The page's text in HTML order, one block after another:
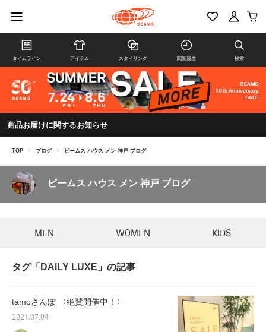
タイムライン アイテム スタイリング 閲覧履歴 検索
商品お届けに関するお知らせ
TOP > ブログ > ビームス ハウス メン 神戸 ブログ
ビームス ハウス メン 神戸 ブログ
MEN WOMEN KIDS
タグ「DAILY LUXE」の記事
tamoさんぽ 〈絶賛開催中！〉
2021.07.04